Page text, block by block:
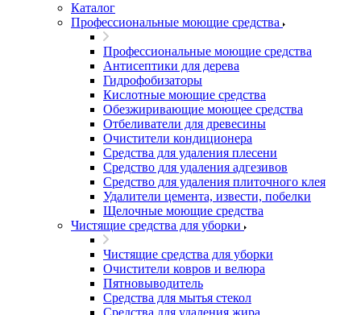
Каталог
Профессиональные моющие средства
Профессиональные моющие средства
Антисептики для дерева
Гидрофобизаторы
Кислотные моющие средства
Обезжиривающие моющее средства
Отбеливатели для древесины
Очистители кондиционера
Средства для удаления плесени
Средство для удаления адгезивов
Средство для удаления плиточного клея
Удалители цемента, извести, побелки
Щелочные моющие средства
Чистящие средства для уборки
Чистящие средства для уборки
Очистители ковров и велюра
Пятновыводитель
Средства для мытья стекол
Средства для удаления жира